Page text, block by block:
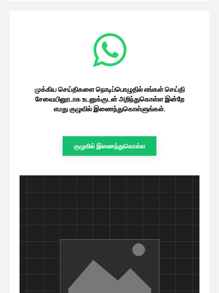
முக்கிய செய்திகளை நொடிப்பொழுதில் எங்கள் செய்தி
சேவையினூடாக உடனுக்குடன் அறிந்துகொள்ள இன்றே
எமது குழுவில் இணைந்துகொள்ளுங்கள்.
குழுவில் இணைந்துகொள்ள